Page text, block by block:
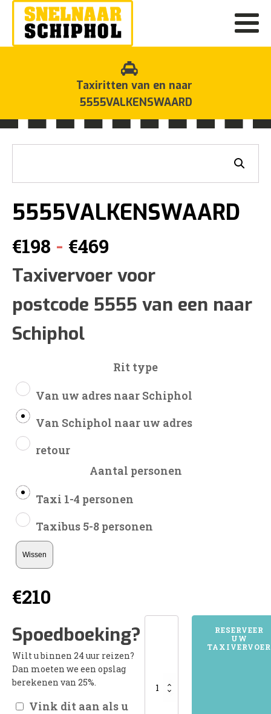
Taxiritten van en naar
5555VALKENSWAARD
5555VALKENSWAARD
€198 - €469
€198
tot
Taxivervoer voor
postcode 5555 van een naar
Schiphol
Rit type
Van uw adres naar Schiphol
Van Schiphol naar uw adres
retour
Aantal personen
Taxi 1-4 personen
Taxibus 5-8 personen
Wissen
€210
Spoedboeking?
Wilt u binnen 24 uur reizen?
Dan moeten we een opslag
berekenen van 25%.
Vink dit aan als u
5555VALKENSWAARD
RESERVEER
UW
TAXIVERVOER